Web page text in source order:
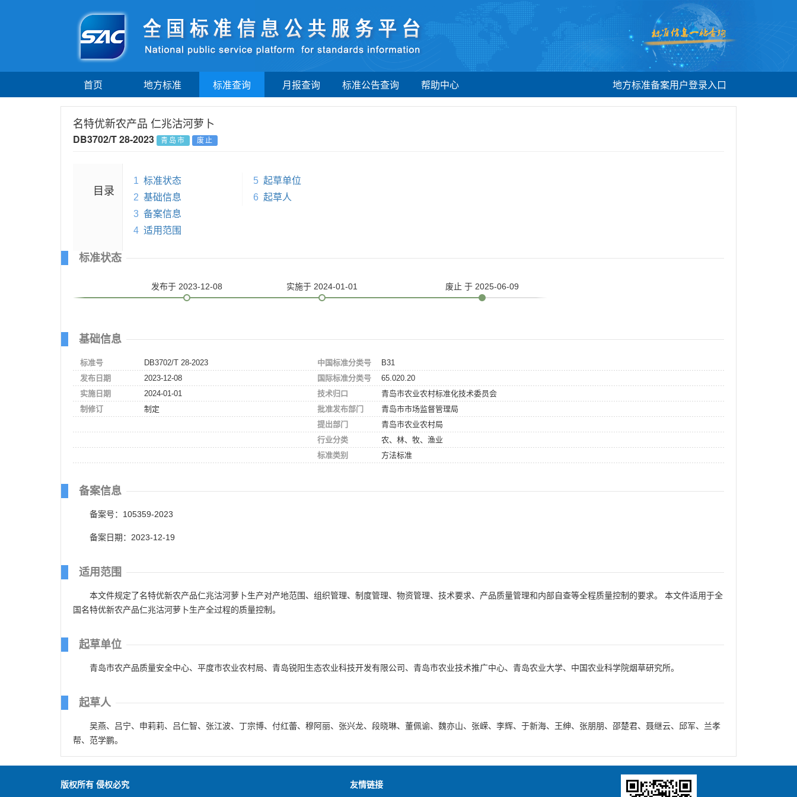
首页 地方标准 标准查询 月报查询 标准公告查询 帮助中心 地方标准备案用户登录入口
名特优新农产品 仁兆沽河萝卜
DB3702/T 28-2023 青岛市 废止
目录
1 标准状态
2 基础信息
3 备案信息
4 适用范围
5 起草单位
6 起草人
标准状态
发布于 2023-12-08 实施于 2024-01-01 废止 于 2025-06-09
基础信息
标准号
DB3702/T 28-2023
发布日期
2023-12-08
实施日期
2024-01-01
制修订
制定
中国标准分类号
B31
国际标准分类号
65.020.20
技术归口
青岛市农业农村标准化技术委员会
批准发布部门
青岛市市场监督管理局
提出部门
青岛市农业农村局
行业分类
农、林、牧、渔业
标准类别
方法标准
备案信息
备案号：105359-2023
备案日期：2023-12-19
适用范围
本文件规定了名特优新农产品仁兆沽河萝卜生产对产地范围、组织管理、制度管理、物资管理、技术要求、产品质量管理和内部自查等全程质量控制的要求。 本文件适用于全
国名特优新农产品仁兆沽河萝卜生产全过程的质量控制。
起草单位
青岛市农产品质量安全中心、平度市农业农村局、青岛锐阳生态农业科技开发有限公司、青岛市农业技术推广中心、青岛农业大学、中国农业科学院烟草研究所。
起草人
吴燕、吕宁、申莉莉、吕仁智、张江波、丁宗博、付红蕾、穆阿丽、张兴龙、段晓琳、董佩谕、魏亦山、张嵘、李辉、于新海、王绅、张朋朋、邵楚君、聂继云、邱军、兰孝
帮、范学鹏。
版权所有 侵权必究
友情链接